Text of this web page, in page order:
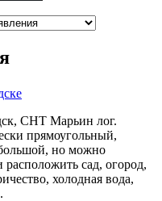
СНТ Марьин лог.
прямоугольный,
но можно
сад, огород,
холодная вода,